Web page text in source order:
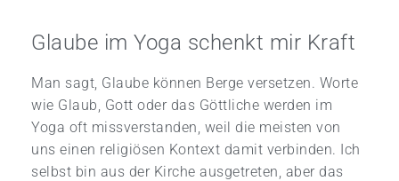
Glaube im Yoga schenkt mir Kraft
Man sagt, Glaube können Berge versetzen. Worte
wie Glaub, Gott oder das Göttliche werden im
Yoga oft missverstanden, weil die meisten von
uns einen religiösen Kontext damit verbinden. Ich
selbst bin aus der Kirche ausgetreten, aber das